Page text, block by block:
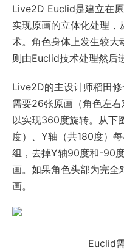
Live2D Euclid是建立在
实现原画的立体化处理
术。角色身体上发生较大
则由Euclid技术处理然后
Live2D的主设计师稻田
需要26张原画（角色左
以实现360度旋转。从下
度）、Y轴（共180度）
组，去掉Y轴90度和-90
画。如果角色头部为完全
画。
Euclid